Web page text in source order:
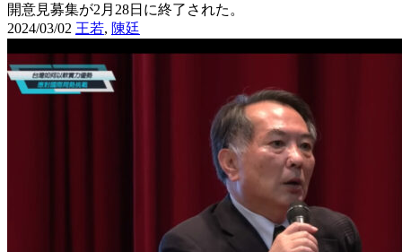
開意見募集が2月28日に終了された。
2024/03/02 王若, 陳廷